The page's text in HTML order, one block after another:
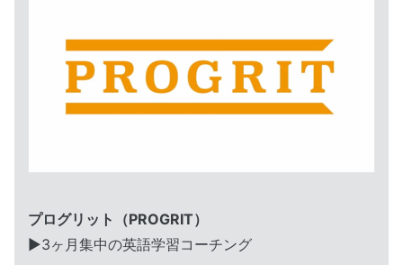
プログリット（PROGRIT）
▶︎3ヶ月集中の英語学習コーチング